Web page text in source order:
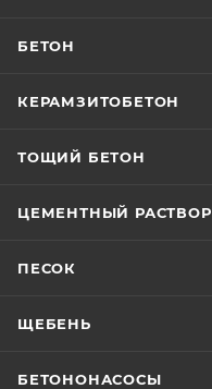
БЕТОН
КЕРАМЗИТОБЕТОН
ТОЩИЙ БЕТОН
ЦЕМЕНТНЫЙ РАСТВОР
ПЕСОК
ЩЕБЕНЬ
БЕТОНОНАСОСЫ